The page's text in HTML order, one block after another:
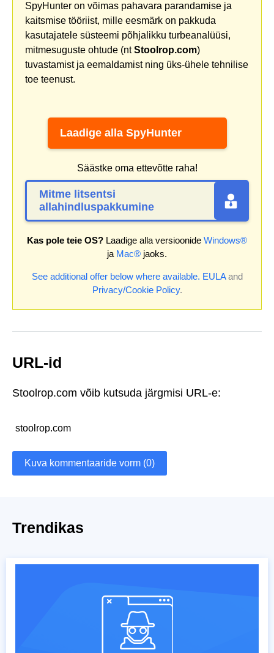
SpyHunter on võimas pahavara parandamise ja
kaitsmise tööriist, mille eesmärk on pakkuda
kasutajatele süsteemi põhjalikku turbeanalüüsi,
mitmesuguste ohtude (ntStoolrop.com)
tuvastamist ja eemaldamist ning üks-ühele tehnilise
toe teenust.
Laadige alla SpyHunter
Säästke oma ettevõtte raha!
Mitme litsentsi
allahindluspakkumine
Kas pole teie OS? Laadige alla versioonide Windows®
ja Mac® jaoks.
See additional offer below where available. EULAand
Privacy/Cookie Policy.
URL-id
Stoolrop.com võib kutsuda järgmisi URL-e:
stoolrop.com
Kuva kommentaaride vorm (0)
Trendikas